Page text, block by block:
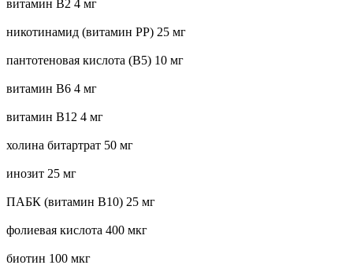
витамин B2 4 мг
никотинамид (витамин РР) 25 мг
пантотеновая кислота (В5) 10 мг
витамин B6 4 мг
витамин B12 4 мг
холина битартрат 50 мг
инозит 25 мг
ПАБК (витамин В10) 25 мг
фолиевая кислота 400 мкг
биотин 100 мкг